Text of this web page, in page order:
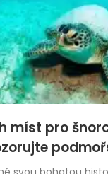
míst pro